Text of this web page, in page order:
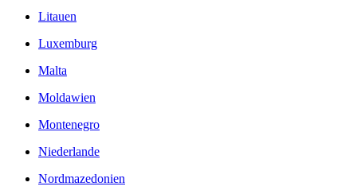
Litauen
Luxemburg
Malta
Moldawien
Montenegro
Niederlande
Nordmazedonien